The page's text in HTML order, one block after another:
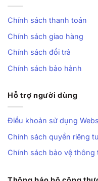
Chính sách thanh toán
Chính sách giao hàng
Chính sách đổi trả
Chính sách bảo hành
Hỗ trợ người dùng
Điều khoản sử dụng
Chính sách quyền riêng
Chính sách bảo vệ